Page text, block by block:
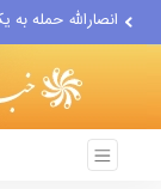
حادثه امنیتی
لفاظی جدید